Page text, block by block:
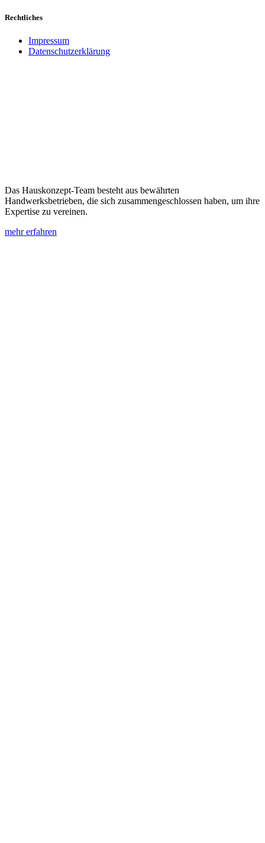
Rechtliches
Impressum
Datenschutzerklärung
Das Hauskonzept-Team besteht aus bewährten
Handwerksbetrieben, die sich zusammengeschlossen haben, um ihre
Expertise zu vereinen.
mehr erfahren